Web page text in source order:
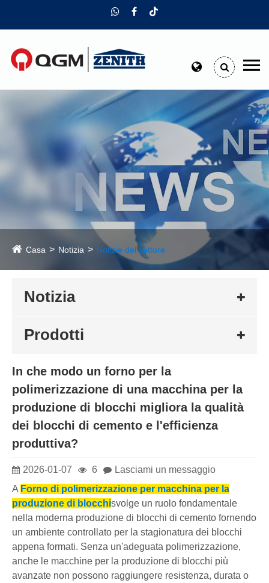
Casa Notizia Notizie del settore
Notizia
Prodotti
In che modo un forno per la
polimerizzazione di una macchina per la
produzione di blocchi migliora la qualità
dei blocchi di cemento e l'efficienza
produttiva?
2026-01-07 6
Lasciami un messaggio
A Forno di polimerizzazione per macchina per la
produzione di blocchisvolge un ruolo fondamentale
nella moderna produzione di blocchi di cemento fornendo
un ambiente controllato per la stagionatura dei blocchi
appena formati. Senza un'adeguata polimerizzazione,
anche le macchine per la produzione di blocchi più
avanzate non possono raggiungere resistenza, durata o